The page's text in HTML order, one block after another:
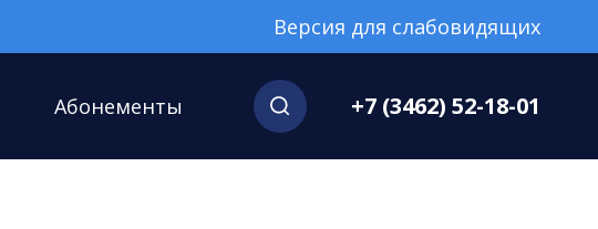
Версия для слабовидящих
Абонементы +7 (3462) 52-18-01